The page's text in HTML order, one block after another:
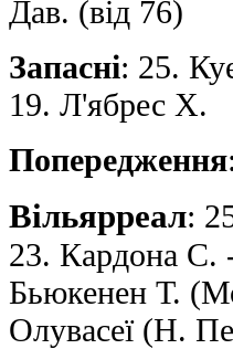
Дав. (від 76)
Запасні: 25.
19. Л'ябрес Х.
Попередження
Вільярреал:
23. Кардона С.
Бьюкенен Т.
Олувасеї (Н.